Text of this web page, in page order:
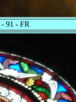
- 91 - FR